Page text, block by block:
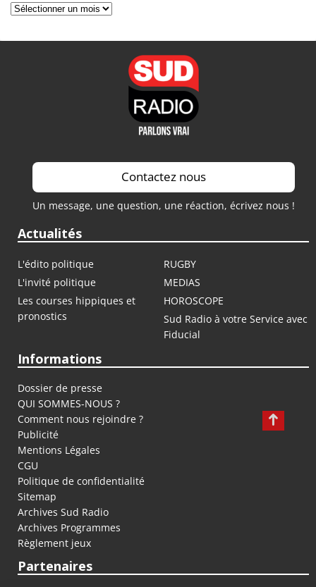
Archives
Contactez nous
Un message, une question, une réaction, écrivez nous !
Actualités
L'édito politique
RUGBY
L'invité politique
MEDIAS
Les courses hippiques et
pronostics
HOROSCOPE
Sud Radio à votre Service avec
Fiducial
Informations
Dossier de presse
QUI SOMMES-NOUS ?
Comment nous rejoindre ?
Publicité
Mentions Légales
CGU
Politique de confidentialité
Sitemap
Archives Sud Radio
Archives Programmes
Règlement jeux
Partenaires